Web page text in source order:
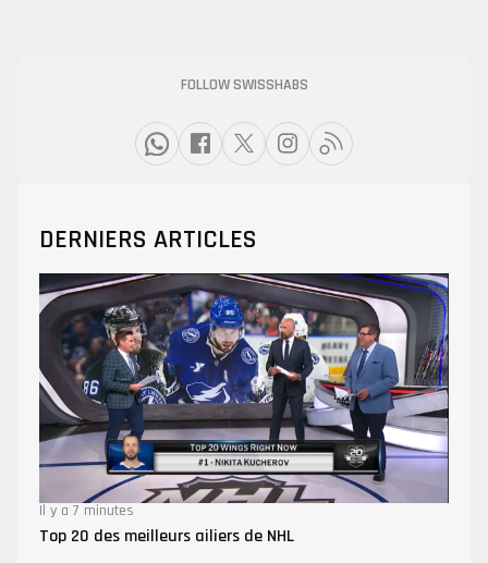
FOLLOW SWISSHABS
DERNIERS ARTICLES
Il y a 7 minutes
Top 20 des meilleurs ailiers de NHL